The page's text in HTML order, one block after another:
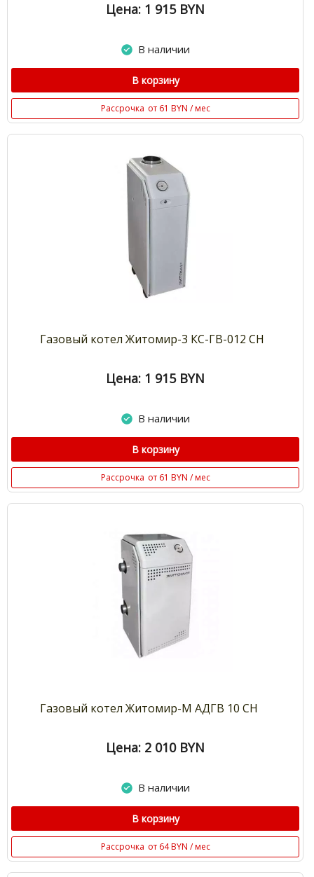
Цена: 1 915 BYN
В наличии
В корзину
Рассрочка от 61 BYN / мес
Газовый котел Житомир-3 КС-ГВ-012 СН
Цена: 1 915 BYN
В наличии
В корзину
Рассрочка от 61 BYN / мес
Газовый котел Житомир-М АДГВ 10 СН
Цена: 2 010 BYN
В наличии
В корзину
Рассрочка от 64 BYN / мес